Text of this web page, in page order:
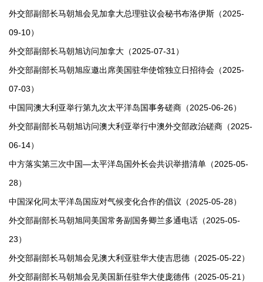
外交部副部长马朝旭会见加拿大总理驻议会秘书布洛伊斯（2025-
09-10）
外交部副部长马朝旭访问加拿大（2025-07-31）
外交部副部长马朝旭应邀出席美国驻华使馆独立日招待会（2025-
07-03）
中国同澳大利亚举行第九次太平洋岛国事务磋商（2025-06-26）
外交部副部长马朝旭访问澳大利亚举行中澳外交部政治磋商（2025-
06-14）
中方落实第三次中国—太平洋岛国外长会共识举措清单（2025-05-
28）
中国深化同太平洋岛国应对气候变化合作的倡议（2025-05-28）
外交部副部长马朝旭同美国常务副国务卿兰多通电话（2025-05-
23）
外交部副部长马朝旭会见澳大利亚驻华大使吉思德（2025-05-22）
外交部副部长马朝旭会见美国新任驻华大使庞德伟（2025-05-21）